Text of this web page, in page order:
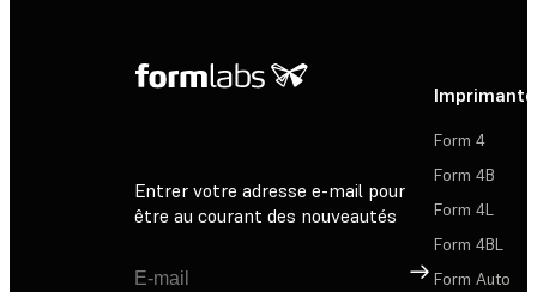
Entrer votre adresse e-mail pour
être au courant des nouveautés
Inscription
Form 4
Form 4B
Form 4L
Form 4BL
Form Auto